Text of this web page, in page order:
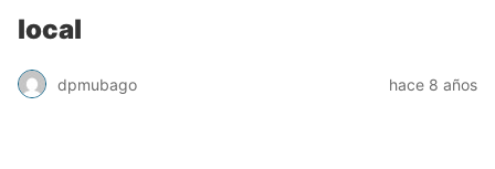
local
dpmubago hace 8 años